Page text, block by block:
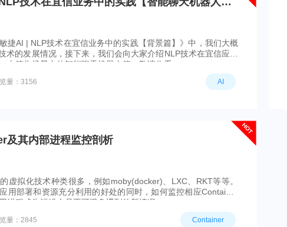
捷AI | NLP技术在宜信业务中的实践【背景篇】》中，我们大概
术的发展情况，接下来，我们会向大家介绍NLP技术在宜信应用
本篇为场景中的智能聊天机器人篇，敬请收看~
量：3156 AI
及其内部进程监控剖析
HOT
虚拟化技术种类很多，例如moby(docker)、LXC、RKT等等。
用部署和资源充分利用的好处的同时，如何监控相应Container
进程成为运维人员不可避免遇到的新情况。
量：2845 Container